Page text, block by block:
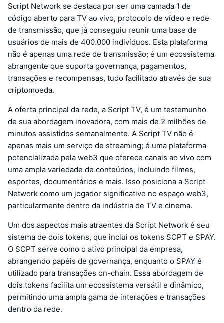
Script Network se destaca por ser uma camada 1 de
código aberto para TV ao vivo, protocolo de vídeo e rede
de transmissão, que já conseguiu reunir uma base de
usuários de mais de 400.000 indivíduos. Esta plataforma
não é apenas uma rede de transmissão; é um ecossistema
abrangente que suporta governança, pagamentos,
transações e recompensas, tudo facilitado através de sua
criptomoeda.
A oferta principal da rede, a Script TV, é um testemunho
de sua abordagem inovadora, com mais de 2 milhões de
minutos assistidos semanalmente. A Script TV não é
apenas mais um serviço de streaming; é uma plataforma
potencializada pela web3 que oferece canais ao vivo com
uma ampla variedade de conteúdos, incluindo filmes,
esportes, documentários e mais. Isso posiciona a Script
Network como um jogador significativo no espaço web3,
particularmente dentro da indústria de TV e cinema.
Um dos aspectos mais atraentes da Script Network é seu
sistema de dois tokens, que inclui os tokens SCPT e SPAY.
O SCPT serve como o ativo principal da empresa,
abrangendo papéis de governança, enquanto o SPAY é
utilizado para transações on-chain. Essa abordagem de
dois tokens facilita um ecossistema versátil e dinâmico,
permitindo uma ampla gama de interações e transações
dentro da rede.